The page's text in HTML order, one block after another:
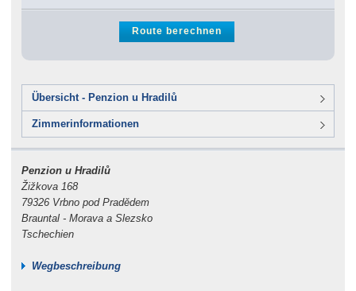
Übersicht - Penzion u Hradilů
Zimmerinformationen
Penzion u Hradilů
Žižkova 168
79326 Vrbno pod Pradědem
Brauntal - Morava a Slezsko
Tschechien
Wegbeschreibung